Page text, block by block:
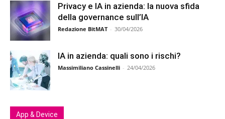
Privacy e IA in azienda: la nuova sfida
della governance sull’IA
Redazione BitMAT - 30/04/2026
IA in azienda: quali sono i rischi?
Massimiliano Cassinelli - 24/04/2026
App & Device